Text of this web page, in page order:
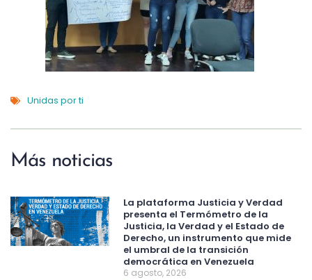
Unidas por ti
Más noticias
La plataforma Justicia y Verdad
presenta el Termómetro de la
Justicia, la Verdad y el Estado de
Derecho, un instrumento que mide
el umbral de la transición
democrática en Venezuela
6 agosto, 2026